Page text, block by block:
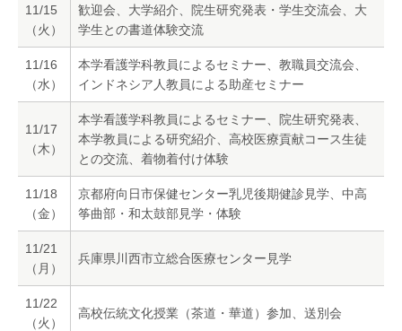
11/15
（火）
歓迎会、大学紹介、院生研究発表・学生交流会、大
学生との書道体験交流
11/16
（水）
本学看護学科教員によるセミナー、教職員交流会、
インドネシア人教員による助産セミナー
11/17
（木）
本学看護学科教員によるセミナー、院生研究発表、
本学教員による研究紹介、高校医療貢献コース生徒
との交流、着物着付け体験
11/18
（金）
京都府向日市保健センター乳児後期健診見学、中高
筝曲部・和太鼓部見学・体験
11/21
（月）
兵庫県川西市立総合医療センター見学
11/22
（火）
高校伝統文化授業（茶道・華道）参加、送別会